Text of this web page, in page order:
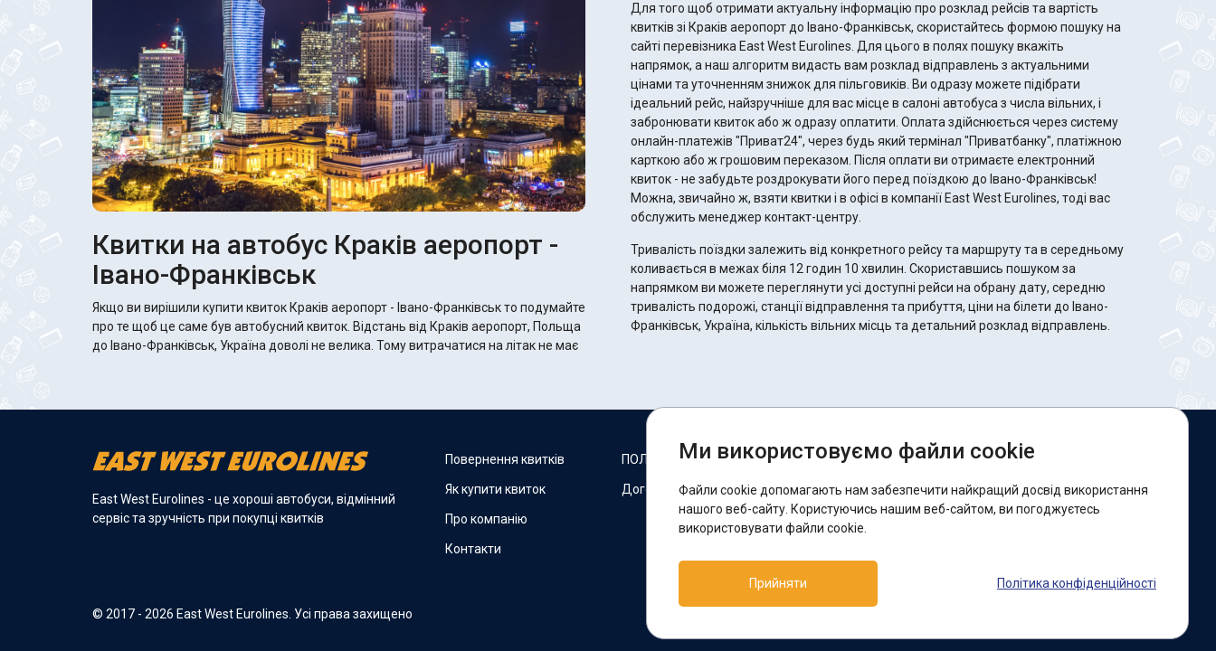
Квитки на автобус Краків аеропорт -
Івано-Франківськ
Якщо ви вирішили купити квиток Краків аеропорт - Івано-Франківськ то подумайте
про те щоб це саме був автобусний квиток. Відстань від Краків аеропорт, Польща
до Івано-Франківськ, Україна доволі не велика. Тому витрачатися на літак не має
Для того щоб отримати актуальну інформацію про розклад рейсів та вартість
квитків зі Краків аеропорт до Івано-Франківськ, скористайтесь формою пошуку на
сайті перевізника East West Eurolines. Для цього в полях пошуку вкажіть
напрямок, а наш алгоритм видасть вам розклад відправлень з актуальними
цінами та уточненням знижок для пільговиків. Ви одразу можете підібрати
ідеальний рейс, найзручніше для вас місце в салоні автобуса з числа вільних, і
забронювати квиток або ж одразу оплатити. Оплата здійснюється через систему
онлайн-платежів "Приват24", через будь який термінал "Приватбанку", платіжною
карткою або ж грошовим переказом. Після оплати ви отримаєте електронний
квиток - не забудьте роздрокувати його перед поїздкою до Івано-Франківськ!
Можна, звичайно ж, взяти квитки і в офісі в компанії East West Eurolines, тоді вас
обслужить менеджер контакт-центру.
Тривалість поїздки залежить від конкретного рейсу та маршруту та в середньому
коливається в межах біля 12 годин 10 хвилин. Скориставшись пошуком за
напрямком ви можете переглянути усі доступні рейси на обрану дату, середню
тривалість подорожі, станції відправлення та прибуття, ціни на білети до Івано-
Франківськ, Україна, кількість вільних місць та детальний розклад відправлень.
East West Eurolines - це хороші автобуси, відмінний
сервіс та зручність при покупці квитків
© 2017 - 2026 East West Eurolines. Усі права захищено
Повернення квитків
Як купити квиток
Про компанію
Контакти
ПОЛІТИКА COOKIES
Договір оферти
Ми в соцмережах:
Facebook
Підтримка:
Telegram-бот
Ми використовуємо файли cookie
Файли cookie допомагають нам забезпечити найкращий досвід використання
нашого веб-сайту. Користуючись нашим веб-сайтом, ви погоджуєтесь
використовувати файли cookie.
Прийняти Політика конфіденційності